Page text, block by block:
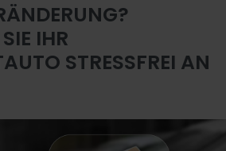
IHR
STRESSFREI AN